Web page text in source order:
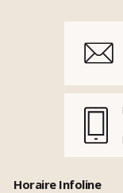
Horaire Infoline